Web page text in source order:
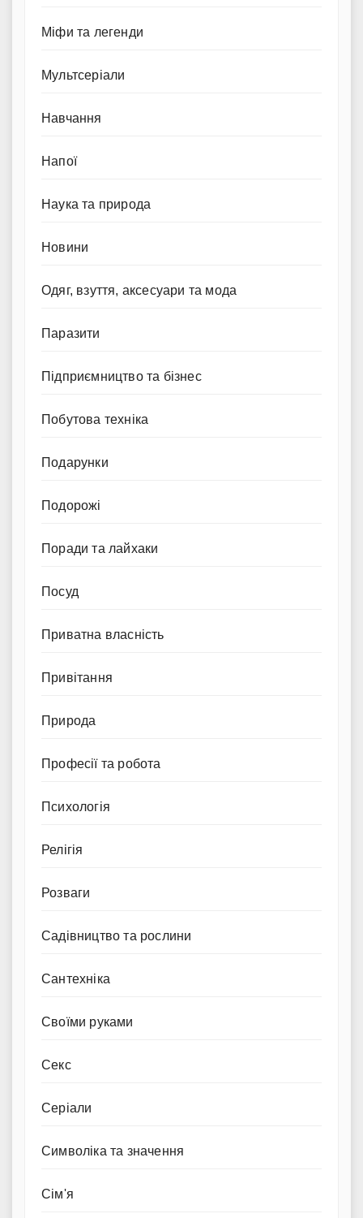
Міфи та легенди
Мультсеріали
Навчання
Напої
Наука та природа
Новини
Одяг, взуття, аксесуари та мода
Паразити
Підприємництво та бізнес
Побутова техніка
Подарунки
Подорожі
Поради та лайхаки
Посуд
Приватна власність
Привітання
Природа
Професії та робота
Психологія
Релігія
Розваги
Садівництво та рослини
Сантехніка
Своїми руками
Секс
Серіали
Символіка та значення
Сім'я